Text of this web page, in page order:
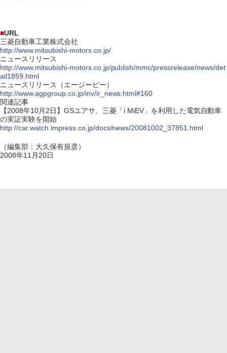
■URL
三菱自動車工業株式会社
http://www.mitsubishi-motors.co.jp/
ニュースリリース
http://www.mitsubishi-motors.co.jp/publish/mmc/pressrelease/news/det
ail1859.html
ニュースリリース（エージーピー）
http://www.agpgroup.co.jp/inv/ir_news.html#160
関連記事
【2008年10月2日】GSユアサ、三菱「i MiEV」を利用した電気自動車
の実証実験を開始
http://car.watch.impress.co.jp/docs/news/20081002_37851.html
（編集部：大久保有規彦）
2008年11月20日